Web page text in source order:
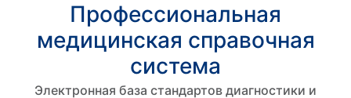
Профессиональная
медицинская справочная
система
Электронная база стандартов диагностики и